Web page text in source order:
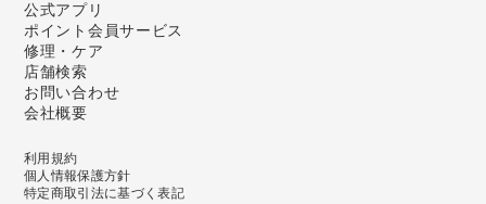
公式アプリ
ポイント会員サービス
修理・ケア
店舗検索
お問い合わせ
会社概要
利用規約
個人情報保護方針
特定商取引法に基づく表記